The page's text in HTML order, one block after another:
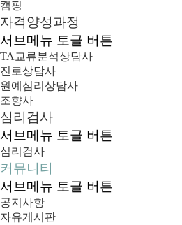
캠핑
자격양성과정
서브메뉴 토글 버튼
TA교류분석상담사
진로상담사
원예심리상담사
조향사
심리검사
서브메뉴 토글 버튼
심리검사
커뮤니티
서브메뉴 토글 버튼
공지사항
자유게시판